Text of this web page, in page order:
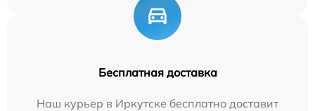
Бесплатная доставка
Наш курьер в Иркутске бесплатно доставит